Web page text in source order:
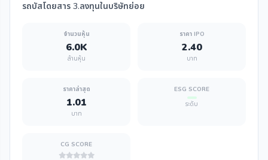
รถบัสโดยสาร 3.ลงทุนในบริษัทย่อย
จำนวนหุ้น
6.0K
ล้านหุ้น
ราคา IPO
2.40
บาท
ราคาล่าสุด
1.01
บาท
ESG SCORE
ระดับ
CG SCORE